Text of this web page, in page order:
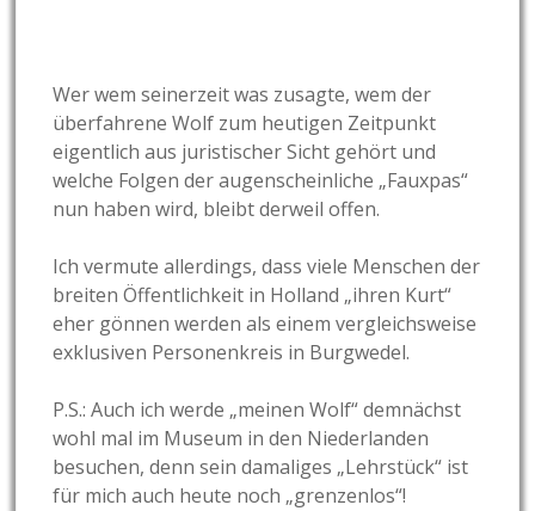
Wer wem seinerzeit was zusagte, wem der
überfahrene Wolf zum heutigen Zeitpunkt
eigentlich aus juristischer Sicht gehört und
welche Folgen der augenscheinliche „Fauxpas“
nun haben wird, bleibt derweil offen.
Ich vermute allerdings, dass viele Menschen der
breiten Öffentlichkeit in Holland „ihren Kurt“
eher gönnen werden als einem vergleichsweise
exklusiven Personenkreis in Burgwedel.
P.S.: Auch ich werde „meinen Wolf“ demnächst
wohl mal im Museum in den Niederlanden
besuchen, denn sein damaliges „Lehrstück“ ist
für mich auch heute noch „grenzenlos“!